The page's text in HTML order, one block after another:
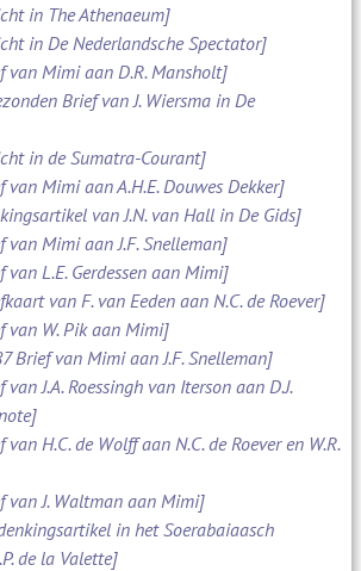
in The Athenaeum]
in De Nederlandsche Spectator]
van Mimi aan D.R. Mansholt]
Brief van J. Wiersma in De
in de Sumatra-Courant]
Mimi aan A.H.E. Douwes Dekker]
van J.N. van Hall in De Gids]
Mimi aan J.F. Snelleman]
L.E. Gerdessen aan Mimi]
van F. van Eeden aan N.C. de Roever]
van W. Pik aan Mimi]
Brief van Mimi aan J.F. Snelleman]
J.A. Roessingh van Iterson aan D.J.
H.C. de Wolff aan N.C. de Roever en W.R.
van J. Waltman aan Mimi]
in het Soerabaiaasch
de la Valette]